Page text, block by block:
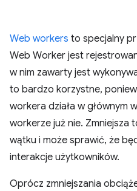
Web workers to specjalny
Web Worker jest
w nim zawarty jest
to bardzo korzystne,
workera działa w głównym
workerze już nie. Zmniejsza
wątku i może sprawić, że
interakcje użytkowników.
Oprócz zmniejszania